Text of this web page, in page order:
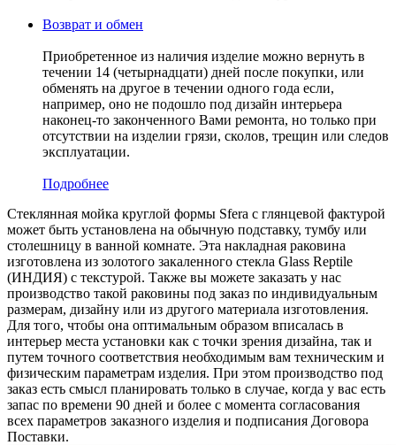
Возврат и обмен
Приобретенное из наличия изделие можно вернуть в
течении 14 (четырнадцати) дней после покупки, или
обменять на другое в течении одного года если,
например, оно не подошло под дизайн интерьера
наконец-то законченного Вами ремонта, но только при
отсутствии на изделии грязи, сколов, трещин или следов
эксплуатации.
Подробнее
Стеклянная мойка круглой формы Sfera с глянцевой фактурой
может быть установлена на обычную подставку, тумбу или
столешницу в ванной комнате. Эта накладная раковина
изготовлена из золотого закаленного стекла Glass Reptile
(ИНДИЯ) c текстурой. Также вы можете заказать у нас
производство такой раковины под заказ по индивидуальным
размерам, дизайну или из другого материала изготовления.
Для того, чтобы она оптимальным образом вписалась в
интерьер места установки как с точки зрения дизайна, так и
путем точного соответствия необходимым вам техническим и
физическим параметрам изделия. При этом производство под
заказ есть смысл планировать только в случае, когда у вас есть
запас по времени 90 дней и более с момента согласования
всех параметров заказного изделия и подписания Договора
Поставки.